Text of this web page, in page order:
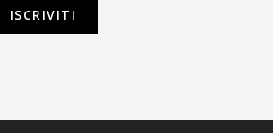
ISCRIVITI